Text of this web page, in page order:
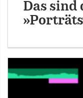
Das sind